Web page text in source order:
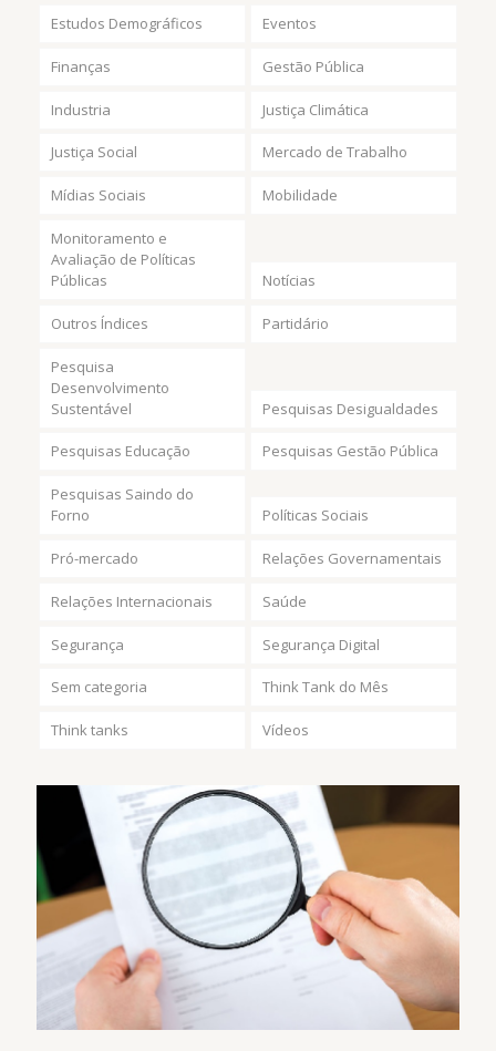
Estudos Demográficos Eventos
Finanças Gestão Pública
Industria Justiça Climática
Justiça Social Mercado de Trabalho
Mídias Sociais Mobilidade
Monitoramento e
Avaliação de Políticas
Públicas
Notícias
Outros Índices Partidário
Pesquisa
Desenvolvimento
Sustentável
Pesquisas Desigualdades
Pesquisas Educação Pesquisas Gestão Pública
Pesquisas Saindo do
Forno
Políticas Sociais
Pró-mercado Relações Governamentais
Relações Internacionais Saúde
Segurança Segurança Digital
Sem categoria Think Tank do Mês
Think tanks Vídeos